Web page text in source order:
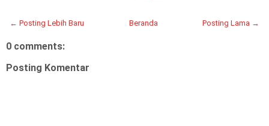
← Posting Lebih Baru Posting Lama →
Beranda
0 comments:
Posting Komentar